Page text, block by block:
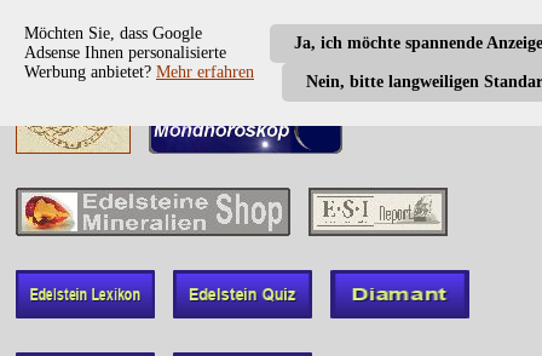
Ja, ich möchte spannende
Nein, bitte langweiligen
Möchten Sie, dass Google
Adsense Ihnen personalisierte
Werbung anbietet? Mehr erfahren